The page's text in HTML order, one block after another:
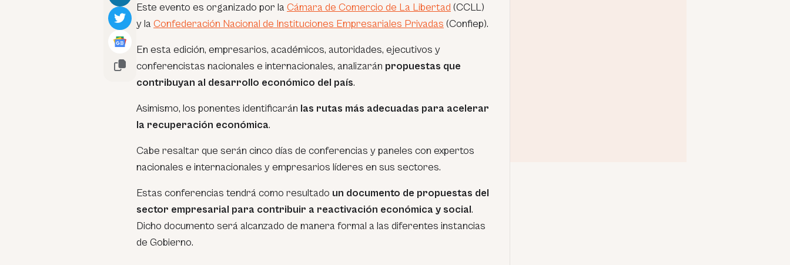
Este evento es organizado por la Cámara de Comercio de La Libertad (CCLL)
y la Confederación Nacional de Instituciones Empresariales Privadas (Confiep).
En esta edición, empresarios, académicos, autoridades, ejecutivos y
conferencistas nacionales e internacionales, analizarán propuestas que
contribuyan al desarrollo económico del país.
Asimismo, los ponentes identificarán las rutas más adecuadas para acelerar
la recuperación económica.
Cabe resaltar que serán cinco días de conferencias y paneles con expertos
nacionales e internacionales y empresarios líderes en sus sectores.
Estas conferencias tendrá como resultado un documento de propuestas del
sector empresarial para contribuir a reactivación económica y social.
Dicho documento será alcanzado de manera formal a las diferentes instancias
de Gobierno.